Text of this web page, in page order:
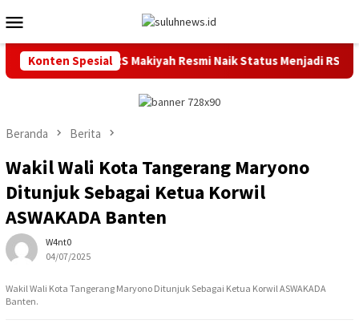
ke
kontenMobile
Konten Spesial
Melayani, RS Makiyah Resmi Naik Status Menjadi RSU Tipe
Beranda Berita
Wakil Wali Kota Tangerang Maryono
Ditunjuk Sebagai Ketua Korwil
ASWAKADA Banten
W4nt0
04/07/2025
Wakil Wali Kota Tangerang Maryono Ditunjuk Sebagai Ketua Korwil ASWAKADA
Banten.